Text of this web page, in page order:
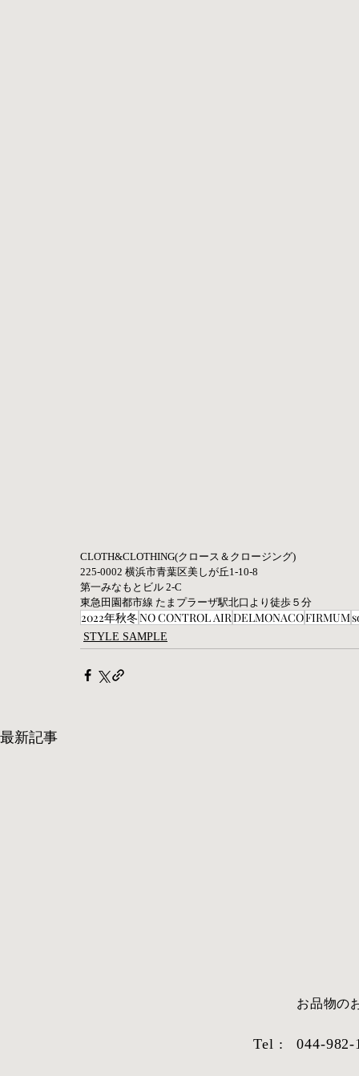
CLOTH&CLOTHING(クロース＆クロージング)
225-0002 横浜市青葉区美しが丘1-10-8
第一みなもとビル 2-C
東急田園都市線 たまプラーザ駅北口より徒歩５分
2022年秋冬NO CONTROL AIRDELMONACOFIRMUM
STYLE SAMPLE
最新記事
お品物の
Tel : 044-982-